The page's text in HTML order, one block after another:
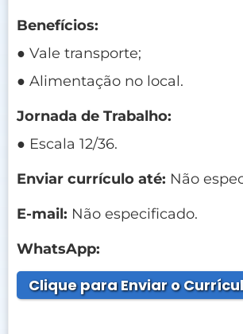
Benefícios:
● Vale transporte;
● Alimentação no local.
Jornada de Trabalho:
● Escala 12/36.
Enviar currículo até: Não
E-mail: Não especificado.
WhatsApp:
Clique para Enviar o